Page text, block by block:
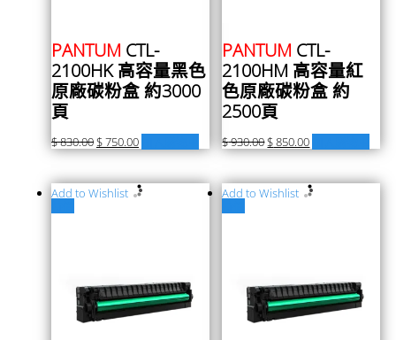
PANTUM CTL-
2100HK 高容量黑色
原廠碳粉盒 約3000
頁
$830.00$750.00
PANTUM CTL-
2100HM 高容量紅
色原廠碳粉盒 約
2500頁
$930.00$850.00
Add to Wishlist
Add to Wishlist